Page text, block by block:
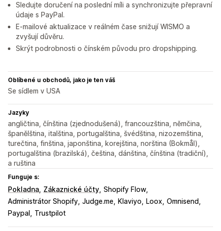
Sledujte doručení na poslední míli a synchronizujte přepravní
údaje s PayPal.
E-mailové aktualizace v reálném čase snižují WISMO a
zvyšují důvěru.
Skrýt podrobnosti o čínském původu pro dropshipping.
Oblíbené u obchodů, jako je ten váš
Se sídlem v USA
Jazyky
angličtina, čínština (zjednodušená), francouzština, němčina,
španělština, italština, portugalština, švédština, nizozemština,
turečtina, finština, japonština, korejština, norština (Bokmål),
portugalština (brazilská), čeština, dánština, čínština (tradiční),
a ruština
Funguje s:
Pokladna Zákaznické účty Shopify Flow
Administrátor Shopify Judge.me Klaviyo Loox Omnisend
Paypal
Trustpilot